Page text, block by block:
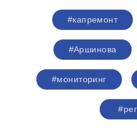
#капремонт
#Аршинова
#мониторинг